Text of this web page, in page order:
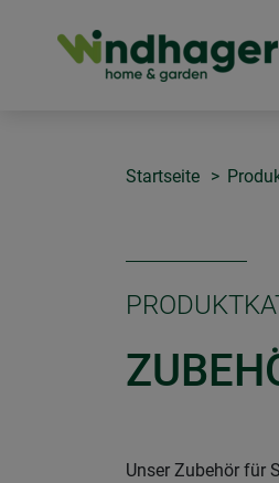
Startseite
Unser Zubehör für